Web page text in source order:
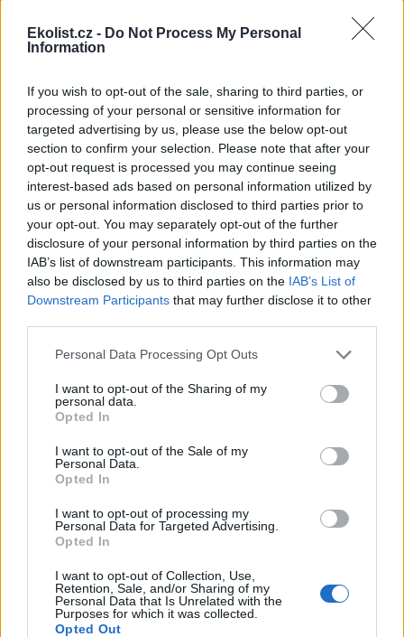
Ekolist.cz - Do Not Process My Personal
Information
If you wish to opt-out of the sale, sharing to third parties, or
processing of your personal or sensitive information for
targeted advertising by us, please use the below opt-out
section to confirm your selection. Please note that after your
opt-out request is processed you may continue seeing
interest-based ads based on personal information utilized by
us or personal information disclosed to third parties prior to
your opt-out. You may separately opt-out of the further
disclosure of your personal information by third parties on the
IAB’s list of downstream participants. This information may
also be disclosed by us to third parties on the IAB’s List of
Downstream Participants that may further disclose it to other
Personal Data Processing Opt Outs
I want to opt-out of the Sharing of my
personal data.
Opted In
I want to opt-out of the Sale of my
Personal Data.
Opted In
I want to opt-out of processing my
Personal Data for Targeted Advertising.
Opted In
I want to opt-out of Collection, Use,
Retention, Sale, and/or Sharing of my
Personal Data that Is Unrelated with the
Purposes for which it was collected.
Opted Out
úřadu Policejního prezídia ČR Rudolfa Zemana, které se v
roce 2000 objevilo ve sborníku přednášek Ministerstva
k tomu, že hesla, která propagují, jsou většinou pravdivá a
mají podporu veřejnosti, ale i policistů.“
Licence |Všechna práva vyhrazena. Další šíření je možné jen se souhlasem
autora
Zdroj |Děti Země
Druhým příkladem může být výrok ředitele Správy NP a
CHKO Šumava a Ropáka 2011 Jana Stráského, který jako
státní úředník dostal Zelenou perlu 2011 za tento
: „Zákon je dodržován tím, že bude neustále
porušován, ale jeho porušování bude kryto jím
umožněnými výjimkami.“